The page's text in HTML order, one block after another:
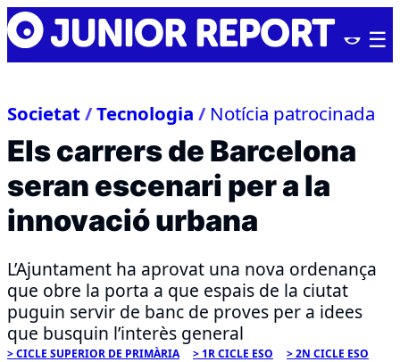
Skip
to
content
Junior
Report
Societat/Tecnologia / Notícia patrocinada
Els carrers de Barcelona
seran escenari per a la
innovació urbana
L’Ajuntament ha aprovat una nova ordenança
que obre la porta a que espais de la ciutat
puguin servir de banc de proves per a idees
que busquin l’interès general
CICLE SUPERIOR DE PRIMÀRIA 1R CICLE ESO
2N CICLE ESO